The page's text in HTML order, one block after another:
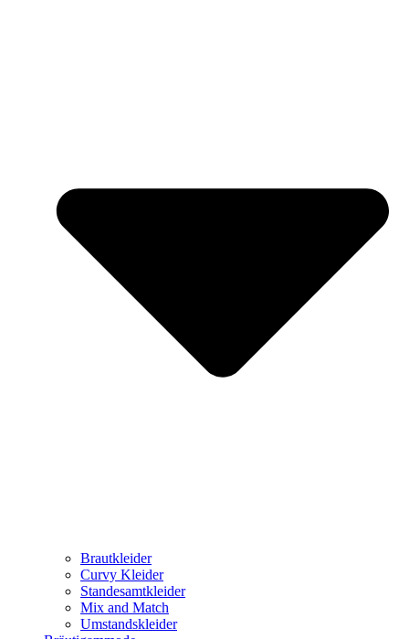
Brautkleider
Curvy Kleider
Standesamtkleider
Mix and Match
Umstandskleider